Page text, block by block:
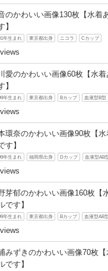
のかわいい画像130枚【水着
】
年生まれ 東京都出身 ニコラ Cカップ
愛のかわいい画像60枚【水
】
年生まれ 東京都出身 Bカップ 血液型B型
環奈のかわいい画像90枚【
す】
年生まれ 福岡県出身 Dカップ 血液型AB
芽郁のかわいい画像160枚【
です】
年生まれ 東京都出身 Bカップ 血液型AB型
みずきのかわいい画像70枚
です】